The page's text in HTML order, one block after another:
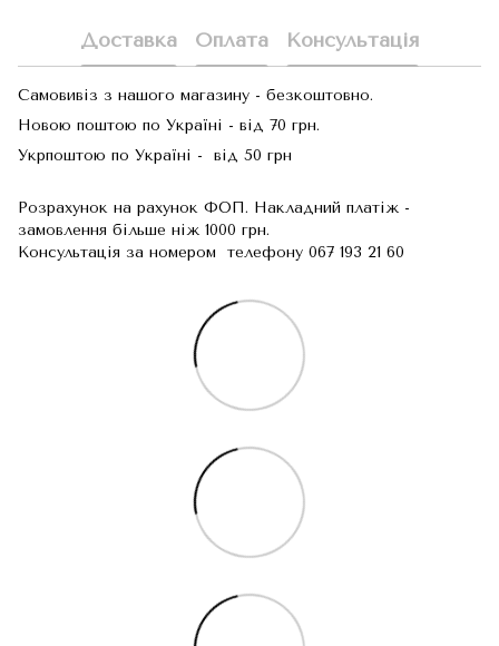
Доставка Оплата Консультація
Самовивіз з нашого магазину - безкоштовно.
Новою поштою по Україні - від 70 грн.
Укрпоштою по Україні - від 50 грн
Розрахунок на рахунок ФОП. Накладний платіж -
замовлення більше ніж 1000 грн.
Консультація за номером телефону 067 193 21 60